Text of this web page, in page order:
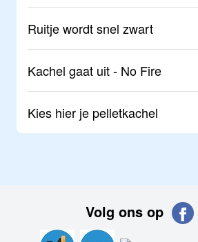
Ruitje wordt snel zwart
Kachel gaat uit - No Fire
Kies hier je pelletkachel
Volg ons op